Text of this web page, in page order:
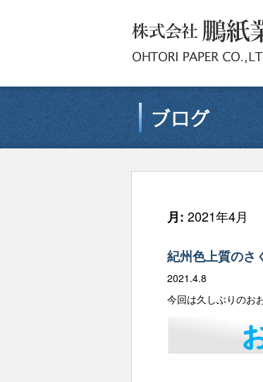
月: 2021年4月
紀州色上質のさ
2021.4.8
今回は久しぶりのお